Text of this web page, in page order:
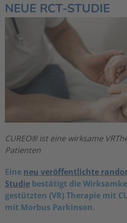
NEUE RCT-STUDIE
CUREO® ist eine wirksame
Patienten
Eine neu veröffentlichte
Studie bestätigt die
gestützten (VR) Therapie mit
mit Morbus Parkinson.